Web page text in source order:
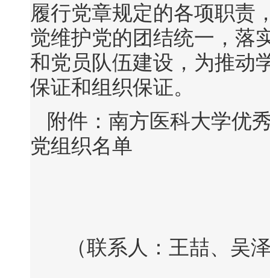
履行党章规定的各项职责
觉维护党的团结统一，落
和党员队伍建设，为推动
保证和组织保证。
附件：南方医科大学优
党组织名单
（联系人：王喆、吴